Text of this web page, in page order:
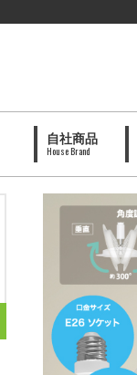
自社商品
House Brand